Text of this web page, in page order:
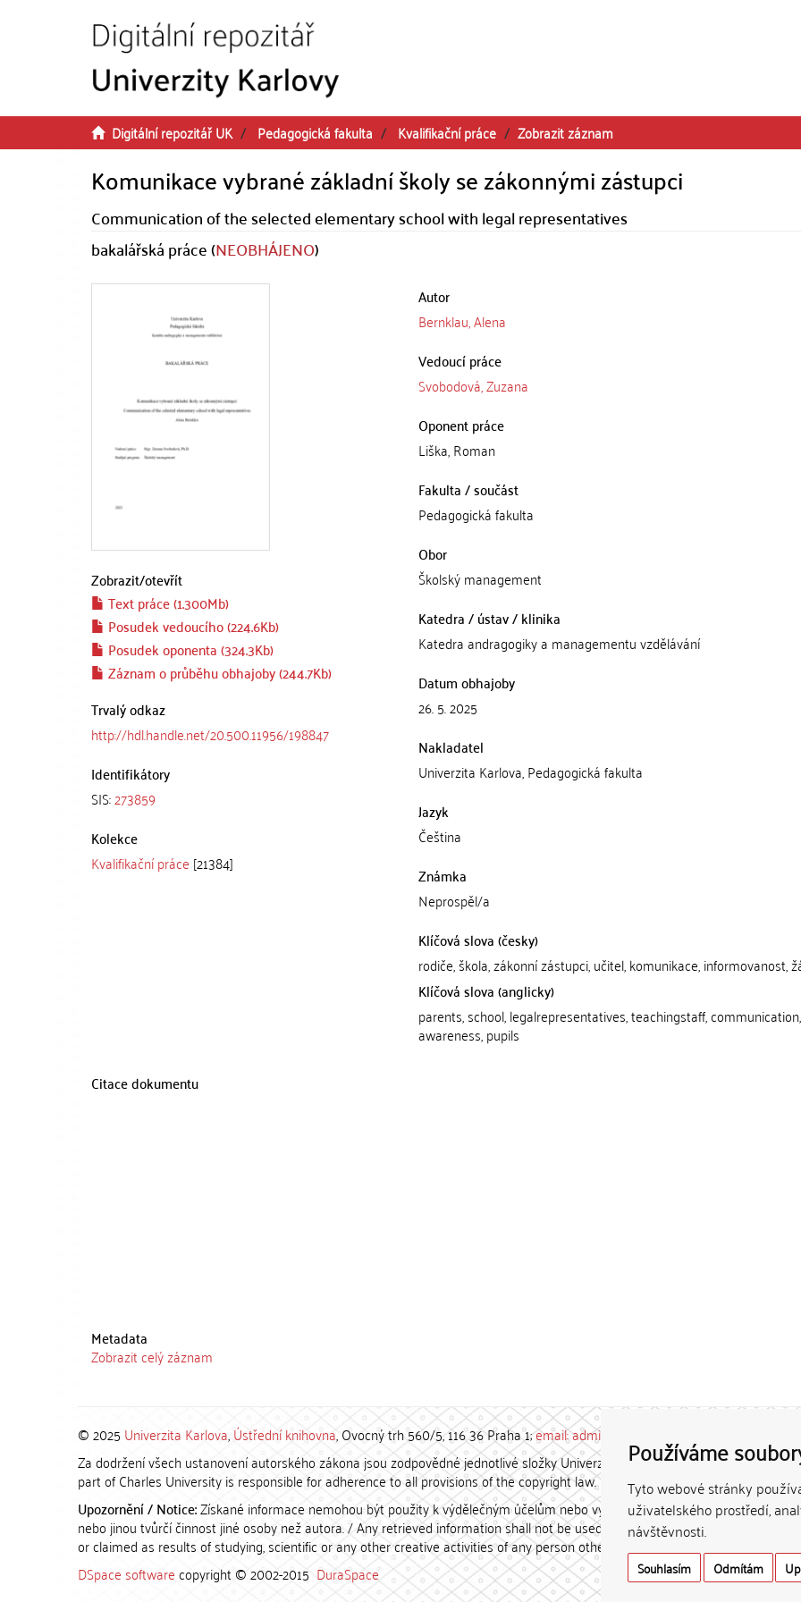
Používáme
Tyto webové stránky
uživatelského prostředí,
návštěvnosti.
Souhlasím Odmítám
Digitální repozitář UK Pedagogická fakulta Kvalifikační práce Zobrazit záznam
Komunikace vybrané základní školy se zákonnými zástupci
Communication of the selected elementary school with legal representatives
bakalářská práce (NEOBHÁJENO)
Zobrazit/otevřít
Text práce (1.300Mb)
Posudek vedoucího (224.6Kb)
Posudek oponenta (324.3Kb)
Záznam o průběhu obhajoby (244.7Kb)
Trvalý odkaz
http://hdl.handle.net/20.500.11956/198847
Identifikátory
SIS:273859
Kolekce
Kvalifikační práce [21384]
Autor
Bernklau, Alena
Vedoucí práce
Svobodová, Zuzana
Oponent práce
Liška, Roman
Fakulta / součást
Pedagogická fakulta
Obor
Školský management
Katedra / ústav / klinika
Katedra andragogiky a managementu vzdělávání
Datum obhajoby
26. 5. 2025
Nakladatel
Univerzita Karlova, Pedagogická fakulta
Jazyk
Čeština
Známka
Neprospěl/a
Klíčová slova (česky)
rodiče, škola, zákonní zástupci, učitel, komunikace, informovanost,
Klíčová slova (anglicky)
parents, school, legalrepresentatives, teachingstaff, communication,
awareness, pupils
Citace dokumentu
Metadata
Zobrazit celý záznam
© 2025 Univerzita Karlova,Ústřední knihovna, Ovocný trh 560/5, 116 36 Praha 1;email: admin-repozitar [at] cuni.cz
Za dodržení všech ustanovení autorského zákona jsou zodpovědné jednotlivé složky Univerzity Karlovy. / Each constituent
part of Charles University is responsible for adherence to all provisions of the copyright law.
Upozornění / Notice:Získané informace nemohou být použity k výdělečným účelům nebo vydávány za studijní, vědeckou
nebo jinou tvůrčí činnost jiné osoby než autora. / Any retrieved information shall not be used for any commercial purposes
or claimed as results of studying, scientific or any other creative activities of any person other than the author.
DSpace softwarecopyright © 2002-2015 DuraSpace